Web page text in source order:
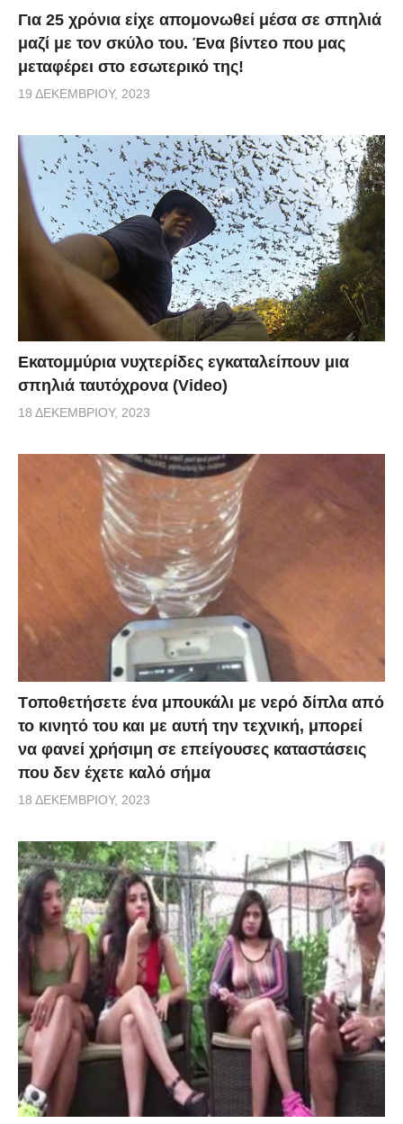
Για 25 χρόνια είχε απομονωθεί μέσα σε σπηλιά
μαζί με τον σκύλο του. Ένα βίντεο που μας
μεταφέρει στο εσωτερικό της!
19 ΔΕΚΕΜΒΡΊΟΥ, 2023
Εκατομμύρια νυχτερίδες εγκαταλείπουν μια
σπηλιά ταυτόχρονα (Video)
18 ΔΕΚΕΜΒΡΊΟΥ, 2023
Tοποθετήσετε ένα μπουκάλι με νερό δίπλα από
το κινητό του και με αυτή την τεχνική, μπορεί
να φανεί χρήσιμη σε επείγουσες καταστάσεις
που δεν έχετε καλό σήμα
18 ΔΕΚΕΜΒΡΊΟΥ, 2023